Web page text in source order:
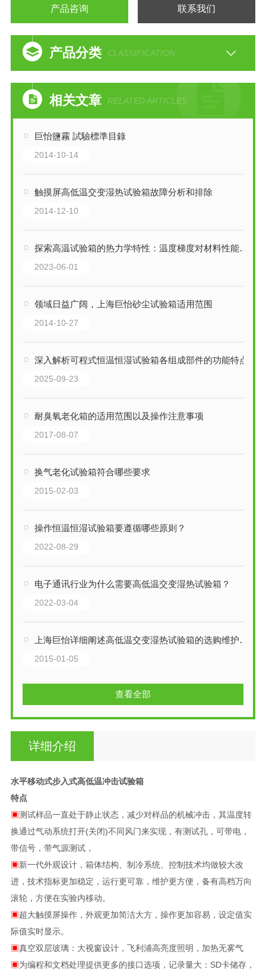
产品咨询 联系我们
产品分类 CLASSIFICATION
相关文章 RELATED ARTICLES
巨怡鹽霧 試驗標準目錄
2014-10-14
触摸屏高低温交变湿热试验箱故障分析和排除
2014-12-10
探索高温试验箱的热力学特性：温度梯度对材料性能的影响
2023-06-01
领域日益广阔，上海巨怡砂尘试验箱适用范围
2014-10-27
深入解析可程式恒温恒湿试验箱各组成部件的功能特点
2025-09-23
耐臭氧老化箱的适用范围以及操作注意事项
2017-08-07
换气老化试验箱符合哪些要求
2015-02-03
操作恒温恒湿试验箱要遵循哪些原则？
2022-08-29
电子通讯行业为什么需要高低温交变湿热试验箱？
2022-03-04
上海巨怡详细阐述高低温交变湿热试验箱的选购维护及保养
2015-01-05
查看全部
详细介绍
水平移动式步入式高低温冲击试验箱
特点
▣测试样品一直处于静止状态，减少对样品的机械冲击，其温度转
换通过气动系统打开(关闭)不同风门来实现，有测试孔，可带电，
带信号，带气源测试，
▣新一代外观设计，箱体结构、制冷系统、控制技术均做较大改
进，技术指标更加稳定，运行更可靠，维护更方便，备有高档万向
滚轮，方便在实验内移动。
▣超大触摸屏操作，外观更加简洁大方，操作更加容易，设定值实
际值实时显示。
▣真空双层玻璃：大视窗设计，飞利浦高亮度照明，加热无雾气
▣为编程和文档处理提供更多的接口选项，记录量大：SD卡储存，